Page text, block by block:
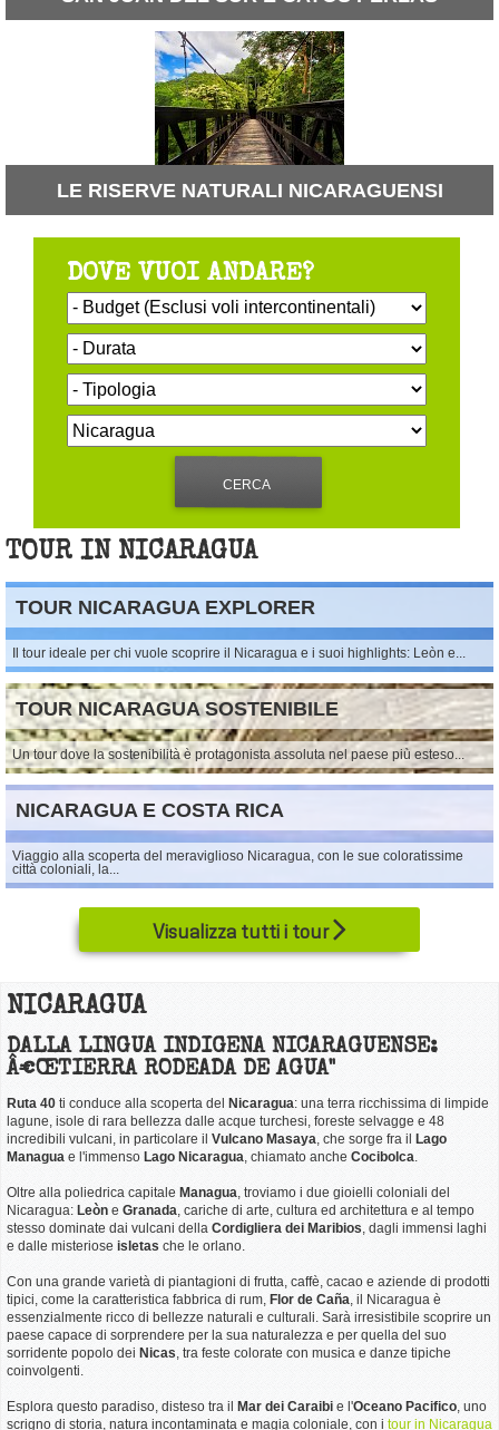
LE RISERVE NATURALI NICARAGUENSI
DOVE VUOI ANDARE?
TOUR IN NICARAGUA
TOUR NICARAGUA EXPLORER
Il tour ideale per chi vuole scoprire il Nicaragua e i suoi highlights: Leòn e...
TOUR NICARAGUA SOSTENIBILE
Un tour dove la sostenibilità è protagonista assoluta nel paese più esteso...
NICARAGUA E COSTA RICA
Viaggio alla scoperta del meraviglioso Nicaragua, con le sue coloratissime
città coloniali, la...
Visualizza tutti i tour
NICARAGUA
DALLA LINGUA INDIGENA NICARAGUENSE:
Â€ŒTIERRA RODEADA DE AGUA"
Ruta 40 ti conduce alla scoperta del Nicaragua: una terra ricchissima di limpide
lagune, isole di rara bellezza dalle acque turchesi, foreste selvagge e 48
incredibili vulcani, in particolare il Vulcano Masaya, che sorge fra il
Lago
Managua e l'immenso Lago Nicaragua, chiamato anche Cocibolca.
Oltre alla poliedrica capitale Managua, troviamo i due gioielli coloniali del
Nicaragua: Leòn e Granada, cariche di arte, cultura ed architettura e al tempo
stesso dominate dai vulcani della Cordigliera dei Maribios, dagli immensi laghi
e dalle misteriose isletas che le orlano.
Con una grande varietà di piantagioni di frutta, caffè, cacao e aziende di prodotti
tipici, come la caratteristica fabbrica di rum, Flor de Caña, il Nicaragua è
essenzialmente ricco di bellezze naturali e culturali. Sarà irresistibile scoprire un
paese capace di sorprendere per la sua naturalezza e per quella del suo
sorridente popolo dei Nicas, tra feste colorate con musica e danze tipiche
coinvolgenti.
Esplora questo paradiso, disteso tra il Mar dei Caraibi e l'Oceano Pacifico, uno
scrigno di storia, natura incontaminata e magia coloniale, con i tour in Nicaragua